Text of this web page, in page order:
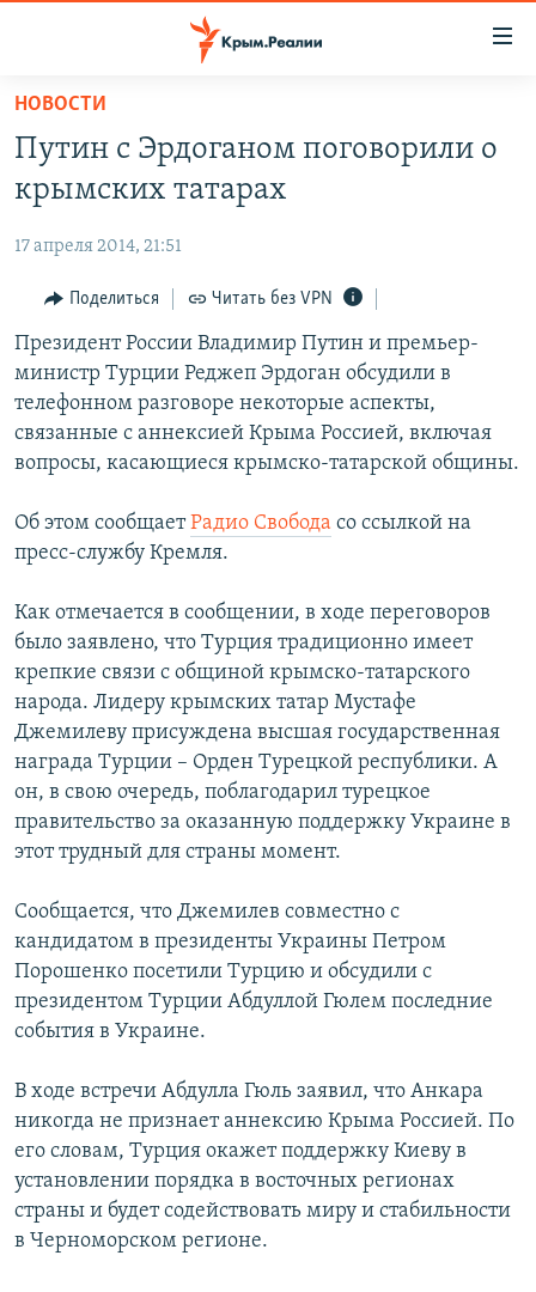
Вернуться
основному
содержанию
Вернутся
навигации
Вернутся
поиску
СПЕЦПРОЕКТЫ
КАРТА ВОЕННЫХ ОБЪЕКТОВ КРЫМА
11 ЛЕТ ОККУПАЦИИ КРЫМА. 11 ИСТОРИЙ СОПРОТИВЛЕНИЯ
ВОДА
ИСТОРИЯ
ЕЩЕ
ИНТЕРАКТИВ
ИНФОГРАФИКА
ТЕЛЕПРОЕКТ КРЫМ.РЕАЛИИ
СОВЕТЫ ПРАВОЗАЩИТНИКОВ
ПРОПАВШИЕ БЕЗ ВЕСТИ
ПОБЕДИТЕЛЕЙ НЕ СУДЯТ?
ELIFBE
УКРАИНСКАЯ ПРОБЛЕМА КРЫМА
РАДІО СВОБОДА
КАК ОБОЙТИ БЛОКИРОВКУ
ПРИСОЕДИНЯЙТЕСЬ!
Все сайты RFE/RL
НОВОСТИ
Путин с Эрдоганом поговорили о
крымских татарах
17 апреля 2014, 21:51
Поделиться Читать без VPN
Президент России Владимир Путин и премьер-
министр Турции Реджеп Эрдоган обсудили в
телефонном разговоре некоторые аспекты,
связанные с аннексией Крыма Россией, включая
вопросы, касающиеся крымско-татарской общины.
Об этом сообщаетРадио Свобода со ссылкой на
пресс-службу Кремля.
Как отмечается в сообщении, в ходе переговоров
было заявлено, что Турция традиционно имеет
крепкие связи с общиной крымско-татарского
народа. Лидеру крымских татар Мустафе
Джемилеву присуждена высшая государственная
награда Турции – Орден Турецкой республики. А
он, в свою очередь, поблагодарил турецкое
правительство за оказанную поддержку Украине в
этот трудный для страны момент.
Сообщается, что Джемилев совместно с
кандидатом в президенты Украины Петром
Порошенко посетили Турцию и обсудили с
президентом Турции Абдуллой Гюлем последние
события в Украине.
В ходе встречи Абдулла Гюль заявил, что Анкара
никогда не признает аннексию Крыма Россией. По
его словам, Турция окажет поддержку Киеву в
установлении порядка в восточных регионах
страны и будет содействовать миру и стабильности
в Черноморском регионе.